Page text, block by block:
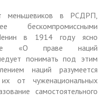
меньшевиков в РСДРП,
бескомпромиссными
в 1914 году ясно
«О праве наций
понимать под этим
наций разумеется
их от чуженациональных
самостоятельного